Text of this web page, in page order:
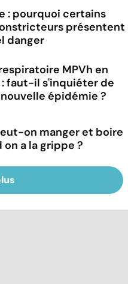
: pourquoi certains
présentent
danger
MPVh en
: faut-il s'inquiéter de
épidémie ?
on manger et boire
on a la grippe ?